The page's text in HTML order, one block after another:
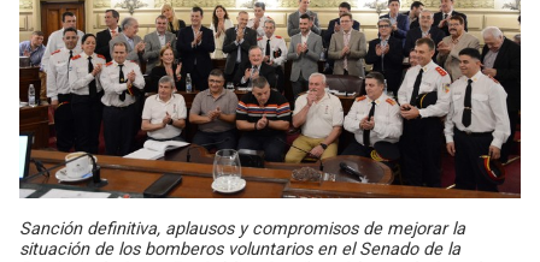
Sanción definitiva, aplausos y compromisos de mejorar la
situación de los bomberos voluntarios en el Senado de la